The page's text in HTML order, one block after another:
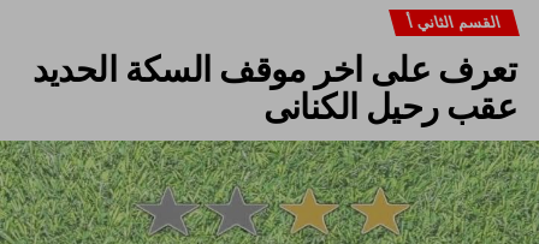
القسم الثاني أ
تعرف على اخر موقف السكة الحديد
عقب رحيل الكنانى